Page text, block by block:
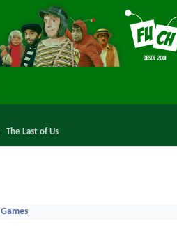
The Last of Us
Games